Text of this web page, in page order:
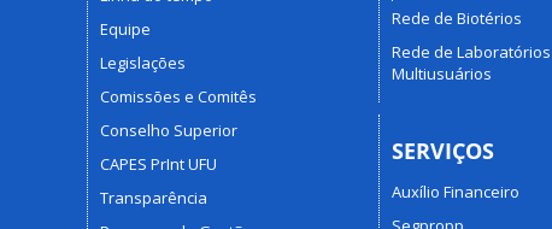
Equipe
Legislações
Comissões e Comitês
Conselho Superior
CAPES PrInt UFU
Transparência
Rede de Biotérios
Rede de Laboratórios
Multiusuários
SERVIÇOS
Auxílio Financeiro